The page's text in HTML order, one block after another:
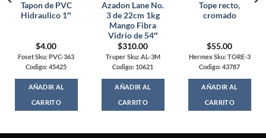
Tapon de PVC
Hidraulico 1″
$4.00
Foset Sku: PVC-363
Codigo: 45425
AÑADIR AL
CARRITO
Azadon Lane No.
3 de 22cm 1kg
Mango Fibra
Vidrio de 54″
$310.00
Truper Sku: AL-3M
Codigo: 10621
AÑADIR AL
CARRITO
Tope recto,
cromado
$55.00
Hermex Sku: TORE-3
Codigo: 43787
AÑADIR AL
CARRITO